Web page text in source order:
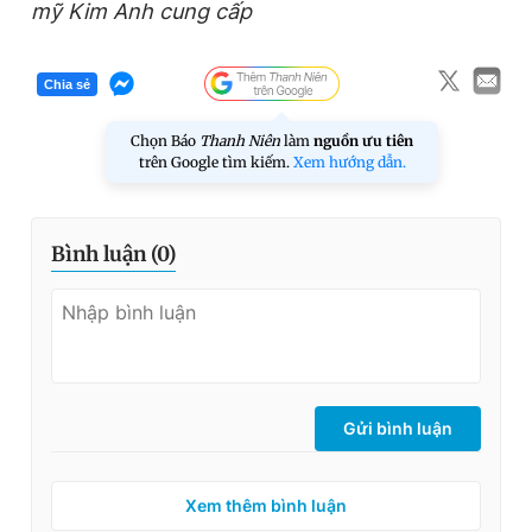
mỹ Kim Anh cung cấp
Chia sẻ
Chọn Báo Thanh Niên làm nguồn ưu tiên
trên Google tìm kiếm. Xem hướng dẫn.
Bình luận (0)
Gửi bình luận
Xem thêm bình luận